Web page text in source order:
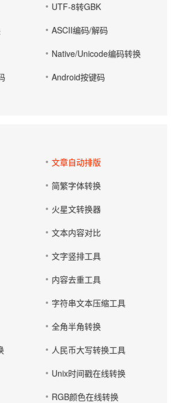
UTF-8转GBK
ASCII编码/解码
Native/Unicode编码转换
Android按键码
文章自动排版
简繁字体转换
火星文转换器
文本内容对比
文字竖排工具
内容去重工具
字符串文本压缩工具
全角半角转换
人民币大写转换工具
Unix时间戳在线转换
RGB颜色在线转换